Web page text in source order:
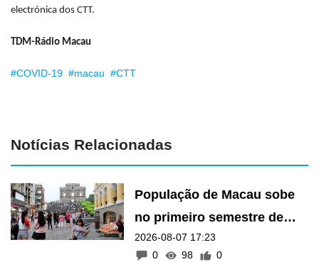
electrónica dos CTT.
TDM-Rádio Macau
#COVID-19 #macau #CTT
Notícias Relacionadas
População de Macau sobe
no primeiro semestre de
2026
2026-08-07 17:23
0
98 0